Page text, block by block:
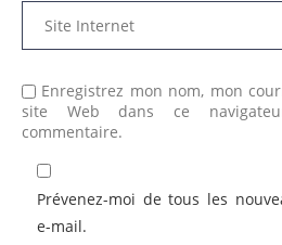
Enregistrez mon nom, mon
site Web dans ce
commentaire.
Prévenez-moi de tous les
e-mail.